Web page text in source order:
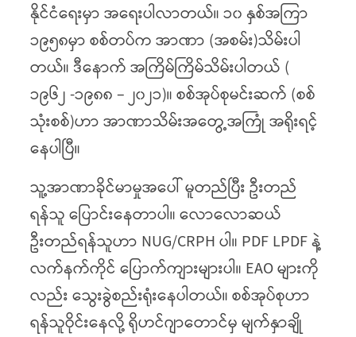
နိုင်ငံရေးမှာ အရေးပါလာတယ်။ ၁၀ နှစ်အကြာ
၁၉၅၈မှာ စစ်တပ်က အာဏာ (အစမ်း)သိမ်းပါ
တယ်။ ဒီနောက် အကြိမ်ကြိမ်သိမ်းပါတယ် (
၁၉၆၂ -၁၉၈၈ – ၂၀၂၁)။ စစ်အုပ်စုမင်းဆက် (စစ်
သုံးစစ်)ဟာ အာဏာသိမ်းအတွေ့အကြုံ အရိုးရင့်
နေပါပြီ။
သူ့အာဏာခိုင်မာမှုအပေါ် မူတည်ပြီး ဦးတည်
ရန်သူ ပြောင်းနေတာပါ။ လောလောဆယ်
ဦးတည်ရန်သူဟာ NUG/CRPH ပါ။ PDF LPDF နဲ့
လက်နက်ကိုင် ပြောက်ကျားများပါ။ EAO များကို
လည်း သွေးခွဲစည်းရုံးနေပါတယ်။ စစ်အုပ်စုဟာ
ရန်သူဝိုင်းနေလို့ ရိုဟင်ဂျာတောင်မှ မျက်နှာချို